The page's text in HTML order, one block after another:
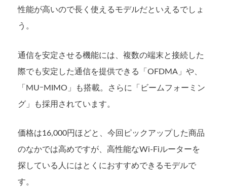
性能が高いので長く使えるモデルだといえるでしょ
う。
通信を安定させる機能には、複数の端末と接続した
際でも安定した通信を提供できる「OFDMA」や、
「MUｰMIMO」も搭載。さらに「ビームフォーミン
グ」も採用されています。
価格は16,000円ほどと、今回ピックアップした商品
のなかでは高めですが、高性能なWi-Fiルーターを
探している人にはとくにおすすめできるモデルで
す。